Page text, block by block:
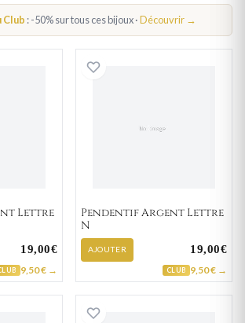
Club : -50% sur tous ces bijoux ·Découvrir →
Argent Lettre N
Lettre
19,00€
9,50 € →
Pendentif Argent Lettre
N
AJOUTER 19,00€
CLUB 9,50 € →
Argent Lettre N